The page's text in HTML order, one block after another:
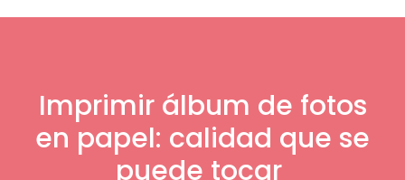
Imprimir álbum de fotos
en papel: calidad que se
puede tocar